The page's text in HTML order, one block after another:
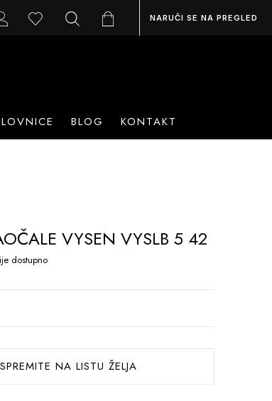
NARUČI SE NA PREGLED
BLOG KONTAKT
VYSEN VYSLB 5 42
dostupno
SPREMITE NA LISTU ŽELJA